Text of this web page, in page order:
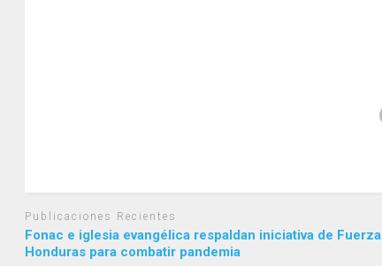
Publicaciones Recientes
Fonac e iglesia evangélica respaldan iniciativa de Fuerza
Honduras para combatir pandemia